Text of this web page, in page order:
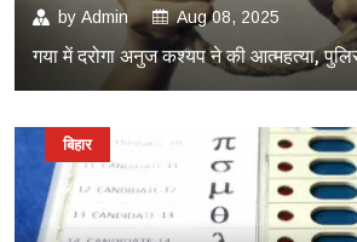
by Admin Aug 08, 2025
गया में दरोगा अनुज कश्यप ने की आत्महत्या,
बिहार